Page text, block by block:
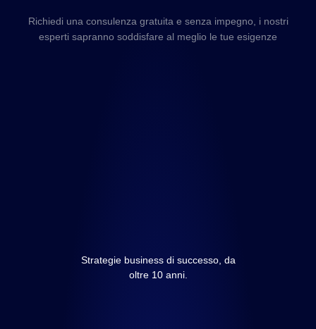
Richiedi una consulenza gratuita e senza impegno, i nostri
esperti sapranno soddisfare al meglio le tue esigenze
Strategie business di successo, da
oltre 10 anni.